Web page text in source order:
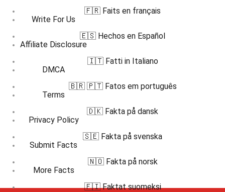
Write For Us
Affiliate Disclosure
DMCA
Terms
Privacy Policy
Submit Facts
More Facts
🇫🇷 Faits en français
🇪🇸 Hechos en Español
🇮🇹 Fatti in Italiano
🇧🇷 🇵🇹 Fatos em português
🇩🇰 Fakta på dansk
🇸🇪 Fakta på svenska
🇳🇴 Fakta på norsk
🇫🇮 Faktat suomeksi